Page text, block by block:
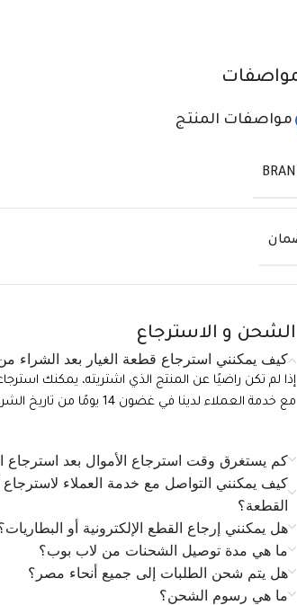
مواصفات المنتج
الشحن و الاسترجاع
كيف يمكنني استرجاع قطعة الغيار بعد الشراء
إذا لم تكن راضيًا عن المنتج الذي اشتريته، يمكنك
مع خدمة العملاء لدينا في غضون 14 يومًا من تاريخ الشراء.
كم يستغرق وقت استرجاع الأموال بعد استرجاع
كيف يمكنني التواصل مع خدمة العملاء لاسترجاع
القطعة؟
هل يمكنني إرجاع القطع الإلكترونية أو
ما هي مدة توصيل الشحنات من لاب بوب؟
هل يتم شحن الطلبات إلى جميع أنحاء مصر؟
ما هي رسوم الشحن؟